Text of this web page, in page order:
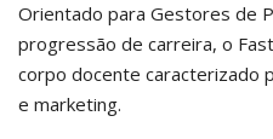
Orientado para Gestores de
progressão de carreira, o
corpo docente caracterizado
e marketing.